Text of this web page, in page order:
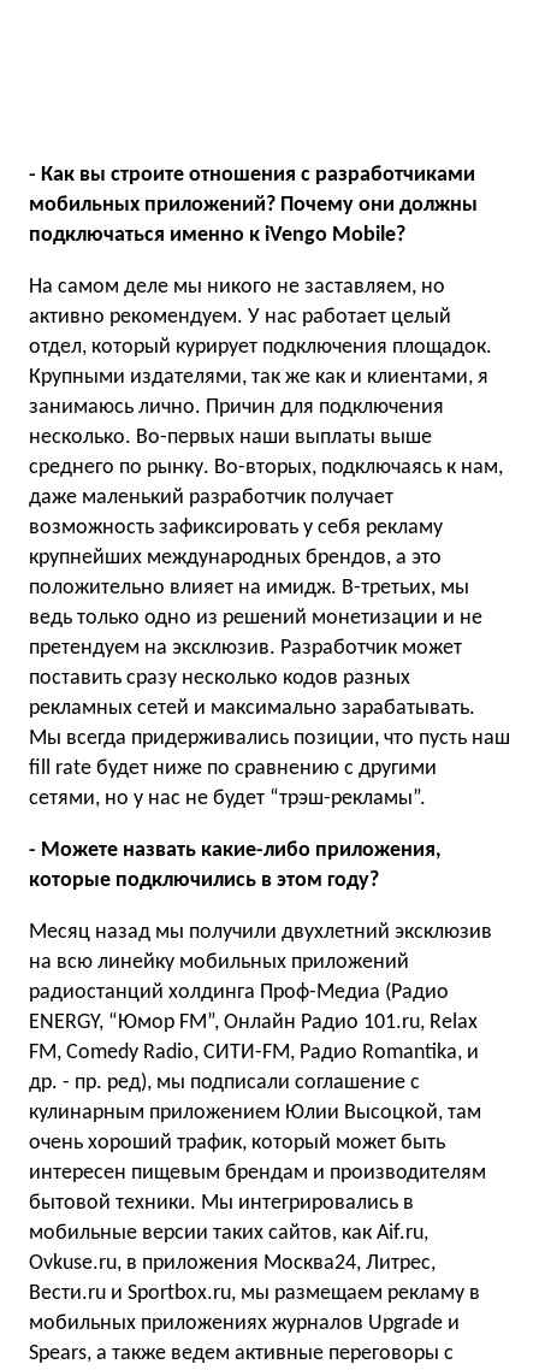
- Как вы строите отношения с разработчиками
мобильных приложений? Почему они должны
подключаться именно к iVengo Mobile?
На самом деле мы никого не заставляем, но
активно рекомендуем. У нас работает целый
отдел, который курирует подключения площадок.
Крупными издателями, так же как и клиентами, я
занимаюсь лично. Причин для подключения
несколько. Во-первых наши выплаты выше
среднего по рынку. Во-вторых, подключаясь к нам,
даже маленький разработчик получает
возможность зафиксировать у себя рекламу
крупнейших международных брендов, а это
положительно влияет на имидж. В-третьих, мы
ведь только одно из решений монетизации и не
претендуем на эксклюзив. Разработчик может
поставить сразу несколько кодов разных
рекламных сетей и максимально зарабатывать.
Мы всегда придерживались позиции, что пусть наш
fill rate будет ниже по сравнению с другими
сетями, но у нас не будет “трэш-рекламы”.
- Можете назвать какие-либо приложения,
которые подключились в этом году?
Месяц назад мы получили двухлетний эксклюзив
на всю линейку мобильных приложений
радиостанций холдинга Проф-Медиа (Радио
ENERGY, “Юмор FM”, Онлайн Радио 101.ru, Relax
FM, Comedy Radio, СИТИ-FM, Радио Romantika, и
др. - пр. ред), мы подписали соглашение с
кулинарным приложением Юлии Высоцкой, там
очень хороший трафик, который может быть
интересен пищевым брендам и производителям
бытовой техники. Мы интегрировались в
мобильные версии таких сайтов, как Aif.ru,
Ovkuse.ru, в приложения Москва24, Литрес,
Вести.ru и Sportbox.ru, мы размещаем рекламу в
мобильных приложениях журналов Upgrade и
Spears, а также ведем активные переговоры с